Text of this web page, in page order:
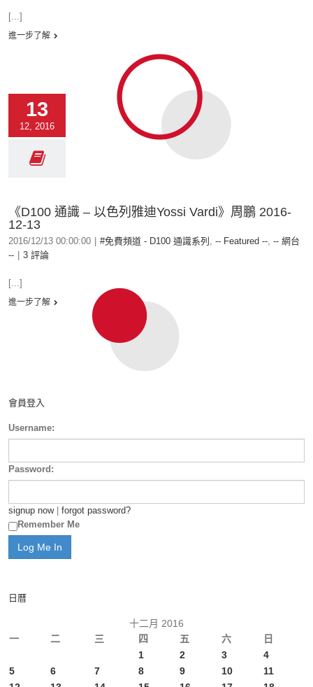
[...]
進一步了解
13
12, 2016
《D100 通識 – 以色列雅迪Yossi Vardi》周鵬 2016-
12-13
2016/12/13 00:00:00 #免費頻道 - D100 通識系列 , -- Featured --, -- 網台
--
3 評論
[...]
進一步了解
會員登入
Username:
Password:
signup now| forgot password?
Remember Me
日曆
十二月 2016
一
二 三 四 五 六
日
1
2 3
4
5
6 7 8 9 10
11